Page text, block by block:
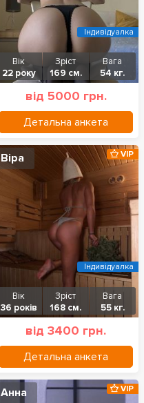
Вік
22 року
Зріст
169 см.
Вага
54 кг.
від 5000 грн.
Детальна анкета
Індивідуалка
Віра
Вік
36 років
Зріст
168 см.
Вага
55 кг.
від 3400 грн.
Детальна анкета
VIP
Індивідуалка
Анна VIP